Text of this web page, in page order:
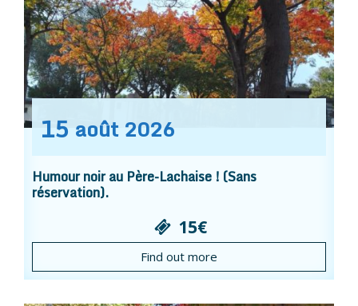
15 août 2026
Humour noir au Père-Lachaise ! (Sans
réservation).
15€
Find out more